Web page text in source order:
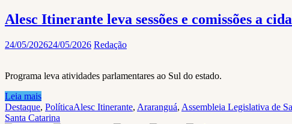
Alesc Itinerante leva sessões e comissões a
24/05/202624/05/2026 Redação
Programa leva atividades parlamentares ao Sul do estado.
Leia mais
Destaque, PolíticaAlesc Itinerante, Araranguá, Assembleia Legislativa de
Santa Catarina